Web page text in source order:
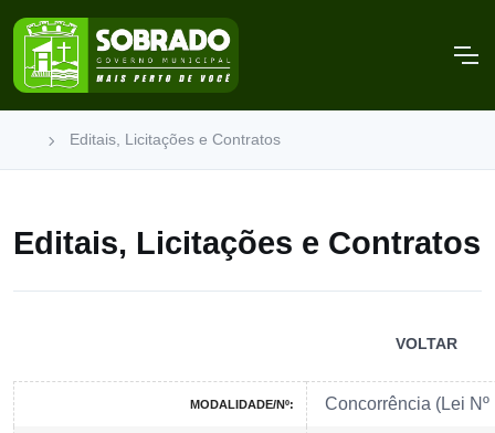
Editais, Licitações e Contratos
Editais, Licitações e Contratos
VOLTAR
MODALIDADE/Nº: Concorrência (Lei